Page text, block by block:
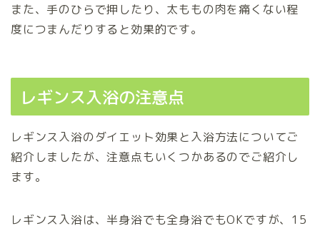
また、手のひらで押したり、太ももの肉を痛くない程
度につまんだりすると効果的です。
レギンス入浴の注意点
レギンス入浴のダイエット効果と入浴方法についてご
紹介しましたが、注意点もいくつかあるのでご紹介し
ます。
レギンス入浴は、半身浴でも全身浴でもOKですが、15